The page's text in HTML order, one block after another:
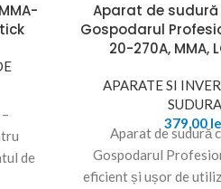
de
Aparat de
Gospodarul
20-270A, MMA,
APARATE SI
SUDURA
379,00
Aparat de sudură
Gospodarul
eficient și ușor de